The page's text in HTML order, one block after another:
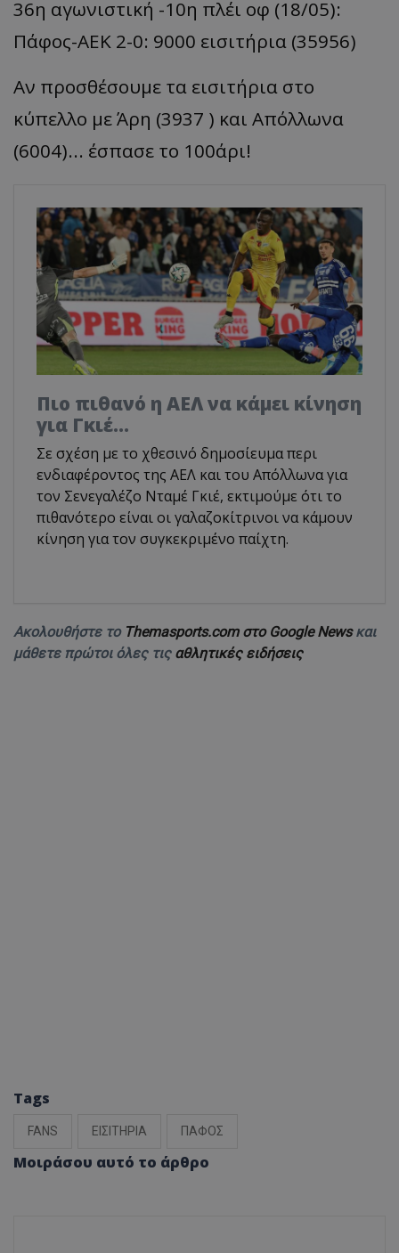
36η αγωνιστική -10η πλέι οφ (18/05):
Πάφος-AEK 2-0: 9000 εισιτήρια (35956)
Αν προσθέσουμε τα εισιτήρια στο
κύπελλο με Άρη (3937 ) και Απόλλωνα
(6004)... έσπασε το 100άρι!
Πιο πιθανό η ΑΕΛ να κάμει κίνηση
για Γκιέ…
Σε σχέση με το χθεσινό δημοσίευμα περι
ενδιαφέροντος της ΑΕΛ και του Απόλλωνα για
τον Σενεγαλέζο Νταμέ Γκιέ, εκτιμούμε ότι το
πιθανότερο είναι οι γαλαζοκίτρινοι να κάμουν
κίνηση για τον συγκεκριμένο παίχτη.
Ακολουθήστε το Themasports.com στο Google Newsκαι
μάθετε πρώτοι όλες τις αθλητικές ειδήσεις
Tags
FANS ΕΙΣΙΤΗΡΙΑ ΠΑΦΟΣ
Μοιράσου αυτό το άρθρο